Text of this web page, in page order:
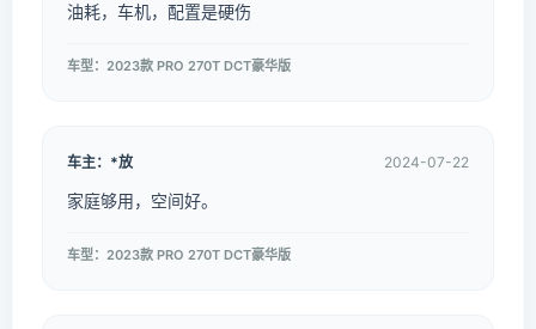
油耗，车机，配置是硬伤
车型：2023款 PRO 270T DCT豪华版
车主：*放 2024-07-22
家庭够用，空间好。
车型：2023款 PRO 270T DCT豪华版